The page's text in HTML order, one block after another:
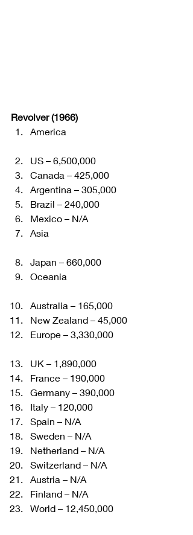
Revolver (1966)
America
US – 6,500,000
Canada – 425,000
Argentina – 305,000
Brazil – 240,000
Mexico – N/A
Asia
Japan – 660,000
Oceania
Australia – 165,000
New Zealand – 45,000
Europe – 3,330,000
UK – 1,890,000
France – 190,000
Germany – 390,000
Italy – 120,000
Spain – N/A
Sweden – N/A
Netherland – N/A
Switzerland – N/A
Austria – N/A
Finland – N/A
World – 12,450,000